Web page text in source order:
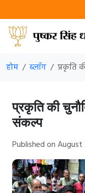
होम ब्लॉग प्रकृति
प्रकृति की
संकल्प
Published on